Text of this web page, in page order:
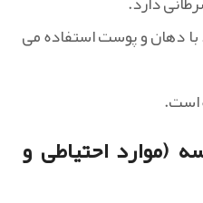
دهان و پوست استفاده می
است.
(موارد احتیاطی و